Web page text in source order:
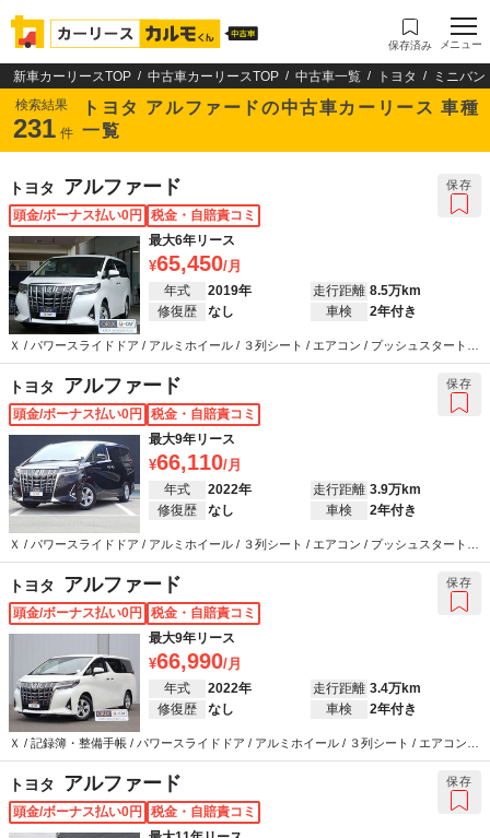
保存済み メニュー
新車カーリースTOP 中古車カーリースTOP 中古車一覧 トヨタ
ミニバ
検索結果
231 件
トヨタ アルファードの中古車カーリース 車種
一覧
トヨタ アルファード
頭金/ボーナス払い0円
税金・自賠責コミ
最大6年リース
65,450
年式 2019年 走行距離 8.5万km
修復歴
なし 車検 2年付き
Ｘ / パワースライドドア / アルミホイール / ３列シート / エアコン / プッシュスタート /
スマートキー / クルーズコントロール / カーナビ / テレビ / バックカメラ / ETC / 衝突被
害軽減システム / ウインカーミラー / ABS / エアバッグ / パワーステアリング / パワーウ
インドウ / LEDヘッドライト
保存
トヨタ アルファード
頭金/ボーナス払い0円
税金・自賠責コミ
最大9年リース
66,110
年式 2022年 走行距離 3.9万km
修復歴
なし 車検 2年付き
Ｘ / パワースライドドア / アルミホイール / ３列シート / エアコン / プッシュスタート /
スマートキー / クルーズコントロール / カーナビ / バックカメラ / ETC / 衝突被害軽減シ
ステム / ウインカーミラー / ABS / エアバッグ / パワーステアリング / パワーウインドウ
/ LEDヘッドライト
保存
トヨタ アルファード
頭金/ボーナス払い0円
税金・自賠責コミ
最大9年リース
66,990
年式 2022年 走行距離 3.4万km
修復歴
なし 車検 2年付き
Ｘ / 記録簿・整備手帳 / パワースライドドア / アルミホイール / ３列シート / エアコン /
プッシュスタート / スマートキー / クルーズコントロール / カーナビ / バックカメラ /
ETC / 衝突被害軽減システム / ウインカーミラー / ABS / エアバッグ / パワーステアリン
グ / パワーウインドウ
保存
トヨタ アルファード
頭金/ボーナス払い0円
税金・自賠責コミ
保存